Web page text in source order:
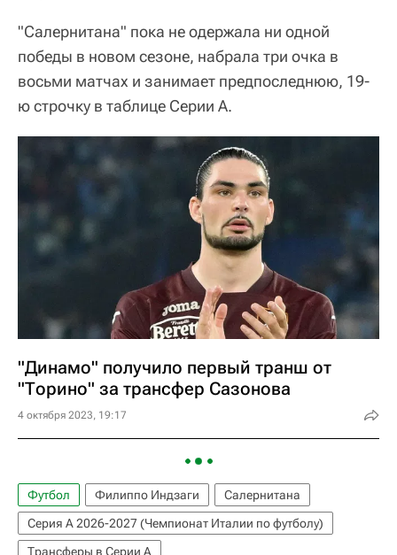
"Салернитана" пока не одержала ни одной
победы в новом сезоне, набрала три очка в
восьми матчах и занимает предпоследнюю, 19-
ю строчку в таблице Серии A.
"Динамо" получило первый транш от
"Торино" за трансфер Сазонова
4 октября 2023, 19:17
Футбол Филиппо Индзаги
Салернитана
Серия А 2026-2027 (Чемпионат Италии по футболу)
Трансферы в Серии А